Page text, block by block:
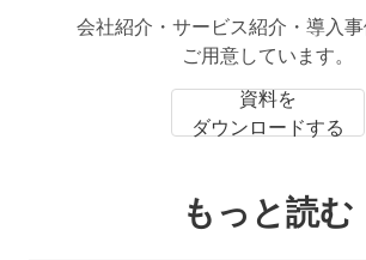
会社紹介・サービス紹介・導入
ご用意しています。
資料を
ダウンロードする
もっと読む